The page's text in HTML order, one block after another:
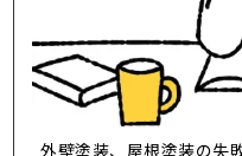
外壁塗装、屋根塗装の失